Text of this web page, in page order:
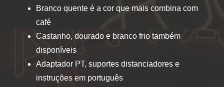
Branco quente é a cor que mais combina com
café
Castanho, dourado e branco frio também
disponíveis
Adaptador PT, suportes distanciadores e
instruções em português